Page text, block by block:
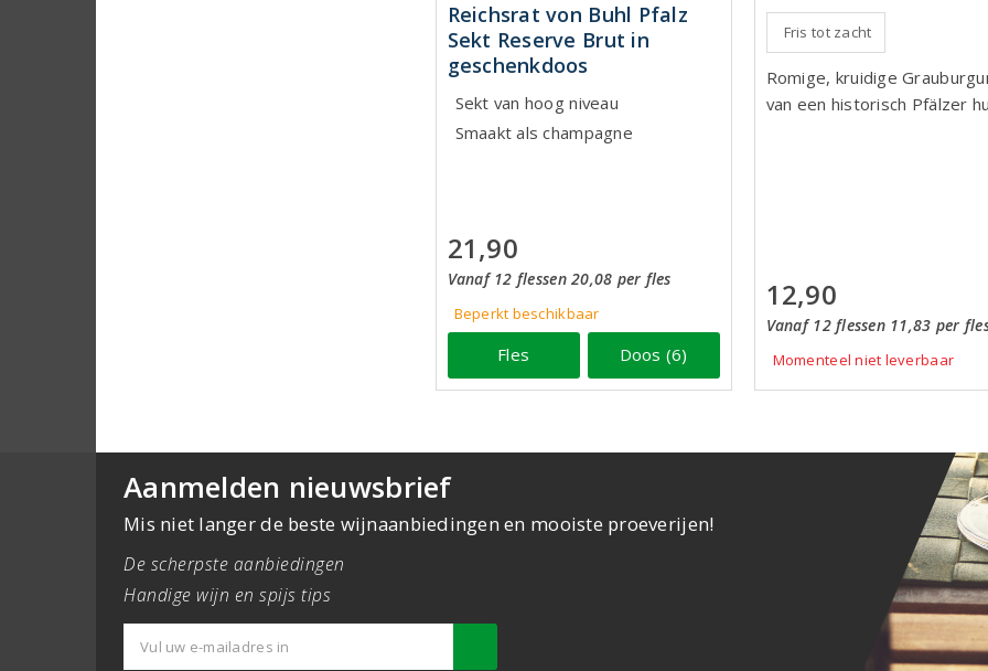
Reichsrat von Buhl Pfalz
Sekt Reserve Brut in
geschenkdoos
Sekt van hoog niveau
Smaakt als champagne
21,90
Vanaf 12 flessen 20,08 per fles
Beperkt beschikbaar
Fles Doos (6)
Fris tot zacht
Romige, kruidige
van een historisch Pfälzer
12,90
Vanaf 12 flessen 11,83 per
Momenteel niet leverbaar
Aanmelden nieuwsbrief
Mis niet langer de beste wijnaanbiedingen en mooiste proeverijen!
De scherpste aanbiedingen
Handige wijn en spijs tips